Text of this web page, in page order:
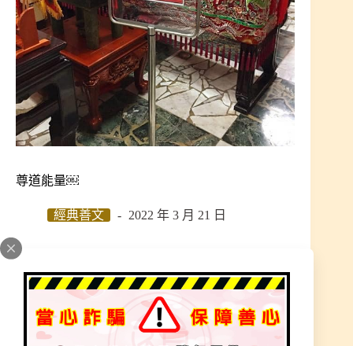
尊道能量￼
經典善文 2022 年 3 月 21 日
加入為 Google 偏好來源
所謂的宗教是要有「宗」旨「教」化
所謂的修行是由內調伏己心、由外感化他人